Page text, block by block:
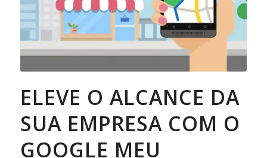
ELEVE O ALCANCE DA
SUA EMPRESA COM O
GOOGLE MEU